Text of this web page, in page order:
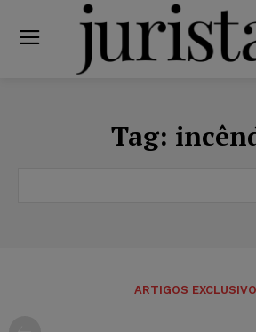
Tag:
ARTIGOS